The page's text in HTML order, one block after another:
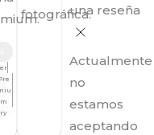
m
fotográfica.una reseña
Actualmente
no
estamos
aceptando